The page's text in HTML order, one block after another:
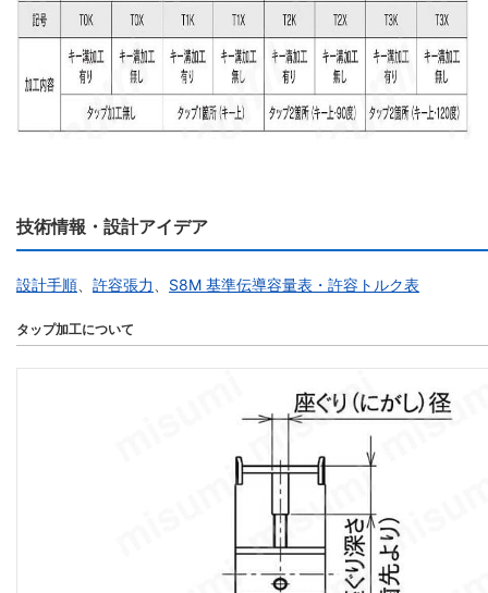
技術情報・設計アイデア
設計手順 許容張力 S8M 基準伝導容量表・許容トルク表
タップ加工について